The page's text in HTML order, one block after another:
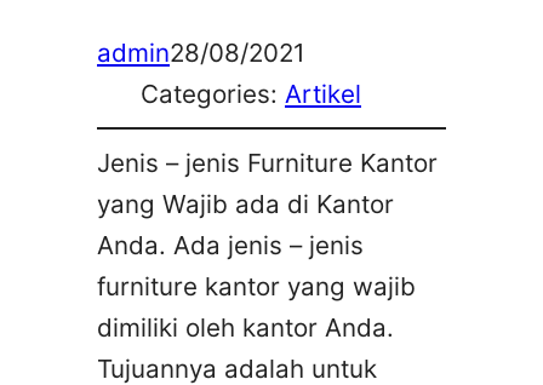
admin28/08/2021
Categories: Artikel
Jenis – jenis Furniture Kantor
yang Wajib ada di Kantor
Anda. Ada jenis – jenis
furniture kantor yang wajib
dimiliki oleh kantor Anda.
Tujuannya adalah untuk